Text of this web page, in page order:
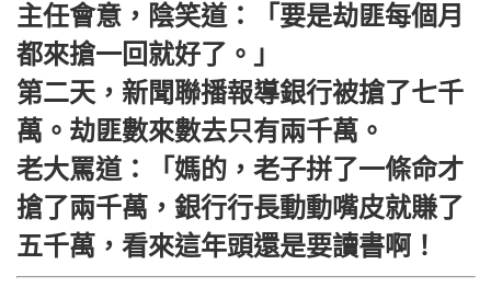
主任會意，陰笑道：「要是劫匪每個月
都來搶一回就好了。」
第二天，新聞聯播報導銀行被搶了七千
萬。劫匪數來數去只有兩千萬。
老大罵道：「媽的，老子拼了一條命才
搶了兩千萬，銀行行長動動嘴皮就賺了
五千萬，看來這年頭還是要讀書啊！